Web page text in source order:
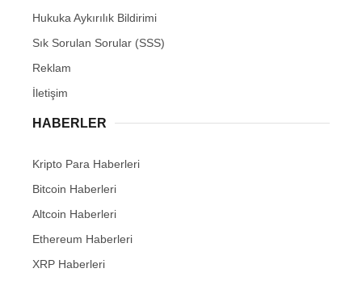
Hukuka Aykırılık Bildirimi
Sık Sorulan Sorular (SSS)
Reklam
İletişim
HABERLER
Kripto Para Haberleri
Bitcoin Haberleri
Altcoin Haberleri
Ethereum Haberleri
XRP Haberleri